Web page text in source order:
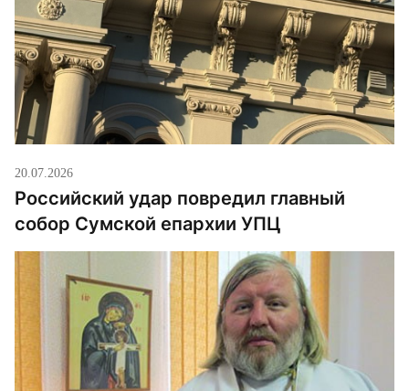
20.07.2026
Российский удар повредил главный
собор Сумской епархии УПЦ